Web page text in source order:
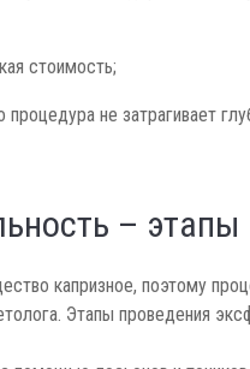
стоимость;
процедура не затрагивает
– этапы
капризное, поэтому
Этапы проведения